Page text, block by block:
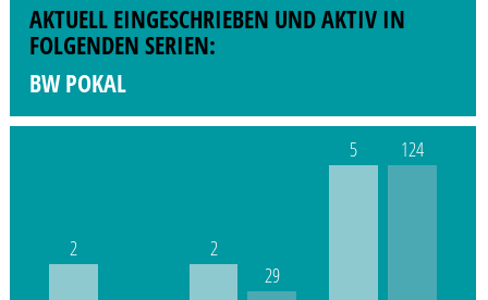
AKTUELL EINGESCHRIEBEN UND AKTIV IN
FOLGENDEN SERIEN:
BW POKAL
2 2
29
5 124